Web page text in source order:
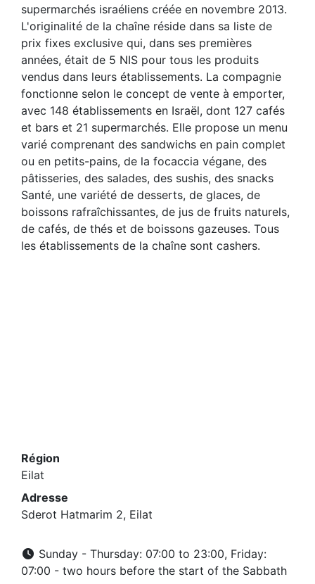
supermarchés israéliens créée en novembre 2013.
L'originalité de la chaîne réside dans sa liste de
prix fixes exclusive qui, dans ses premières
années, était de 5 NIS pour tous les produits
vendus dans leurs établissements. La compagnie
fonctionne selon le concept de vente à emporter,
avec 148 établissements en Israël, dont 127 cafés
et bars et 21 supermarchés. Elle propose un menu
varié comprenant des sandwichs en pain complet
ou en petits-pains, de la focaccia végane, des
pâtisseries, des salades, des sushis, des snacks
Santé, une variété de desserts, de glaces, de
boissons rafraîchissantes, de jus de fruits naturels,
de cafés, de thés et de boissons gazeuses. Tous
les établissements de la chaîne sont cashers.
Région
Eilat
Adresse
Sderot Hatmarim 2, Eilat
Sunday - Thursday: 07:00 to 23:00, Friday:
07:00 - two hours before the start of the Sabbath